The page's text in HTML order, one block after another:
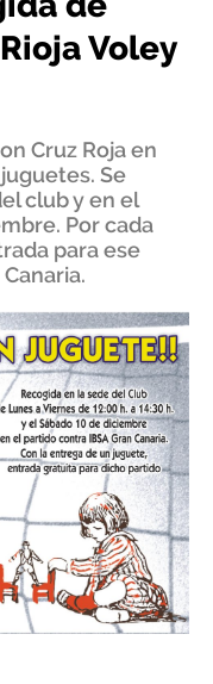
Voley
Cruz Roja en
Se
club y en el
Por cada
para ese